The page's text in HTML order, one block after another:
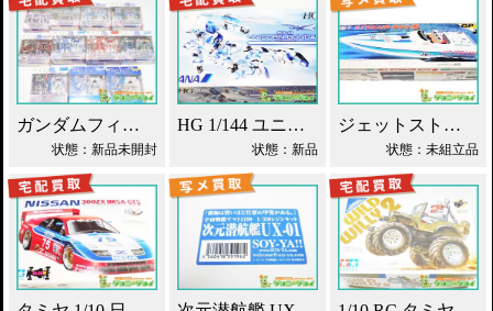
ガンダムフィックスフィギュレーション GFF おまとめ買取！
状態：新品未開封
HG 1/144 ユニコーンガンダム ANAオリジナルカラー買取！
状態：新品
ジェットストリーム 800S 京商 レーシングボート買取！
状態：未組立品